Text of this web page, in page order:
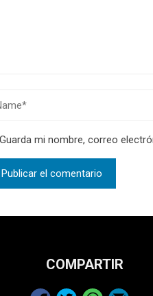
Guarda mi nombre, correo
COMPARTIR